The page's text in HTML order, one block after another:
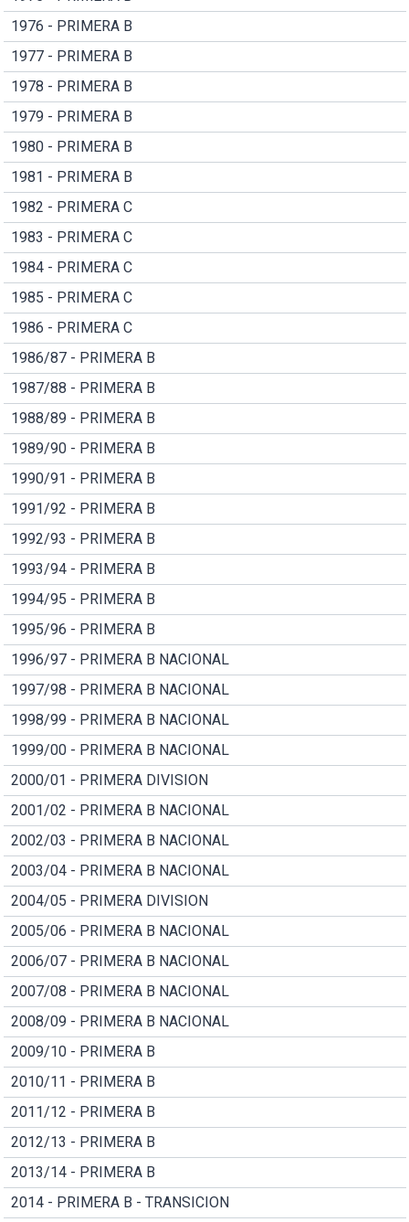
1976 - PRIMERA B
1977 - PRIMERA B
1978 - PRIMERA B
1979 - PRIMERA B
1980 - PRIMERA B
1981 - PRIMERA B
1982 - PRIMERA C
1983 - PRIMERA C
1984 - PRIMERA C
1985 - PRIMERA C
1986 - PRIMERA C
1986/87 - PRIMERA B
1987/88 - PRIMERA B
1988/89 - PRIMERA B
1989/90 - PRIMERA B
1990/91 - PRIMERA B
1991/92 - PRIMERA B
1992/93 - PRIMERA B
1993/94 - PRIMERA B
1994/95 - PRIMERA B
1995/96 - PRIMERA B
1996/97 - PRIMERA B NACIONAL
1997/98 - PRIMERA B NACIONAL
1998/99 - PRIMERA B NACIONAL
1999/00 - PRIMERA B NACIONAL
2000/01 - PRIMERA DIVISION
2001/02 - PRIMERA B NACIONAL
2002/03 - PRIMERA B NACIONAL
2003/04 - PRIMERA B NACIONAL
2004/05 - PRIMERA DIVISION
2005/06 - PRIMERA B NACIONAL
2006/07 - PRIMERA B NACIONAL
2007/08 - PRIMERA B NACIONAL
2008/09 - PRIMERA B NACIONAL
2009/10 - PRIMERA B
2010/11 - PRIMERA B
2011/12 - PRIMERA B
2012/13 - PRIMERA B
2013/14 - PRIMERA B
2014 - PRIMERA B - TRANSICION